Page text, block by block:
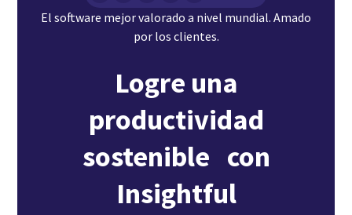
El software mejor valorado a nivel mundial. Amado
por los clientes.
Logre una
productividad
sostenible con
Insightful